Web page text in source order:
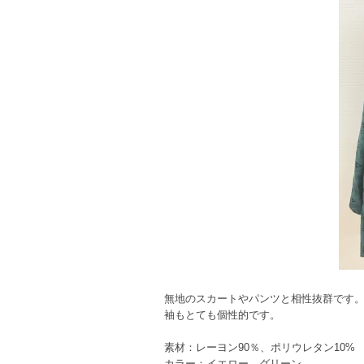
無地のスカートやパンツと相性抜群です。
袖もとても個性的です。
素材：レーヨン90％、ポリウレタン10%